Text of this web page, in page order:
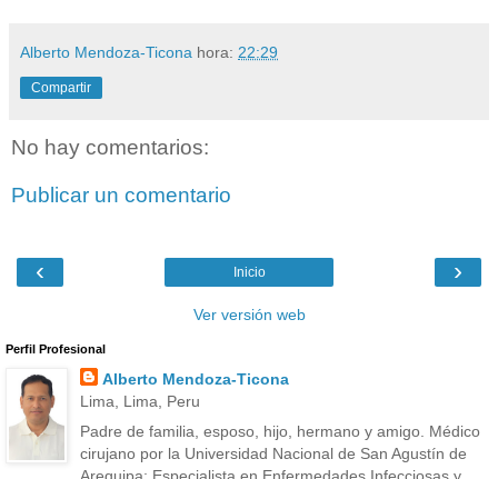
Alberto Mendoza-Ticona hora: 22:29
Compartir
No hay comentarios:
Publicar un comentario
‹ ›
Inicio
Ver versión web
Perfil Profesional
Alberto Mendoza-Ticona
Lima, Lima, Peru
Padre de familia, esposo, hijo, hermano y amigo. Médico
cirujano por la Universidad Nacional de San Agustín de